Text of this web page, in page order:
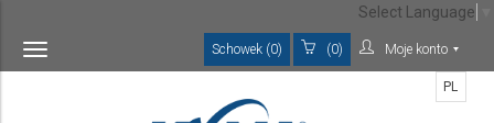
Toggle
navigation
Schowek (0) (0) Moje konto
PL
Select Language